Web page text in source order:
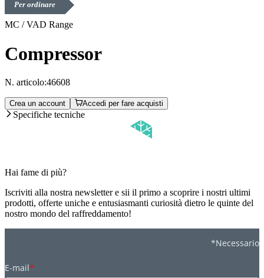
Per ordinare
MC / VAD Range
Compressor
N. articolo:46608
Crea un account Accedi per fare acquisti
Specifiche tecniche
Hai fame di più?
Iscriviti alla nostra newsletter e sii il primo a scoprire i nostri ultimi
prodotti, offerte uniche e entusiasmanti curiosità dietro le quinte del
nostro mondo del raffreddamento!
*Necessario
E-mail*